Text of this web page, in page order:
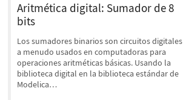
Aritmética digital: Sumador de 8
bits
Los sumadores binarios son circuitos digitales
a menudo usados en computadoras para
operaciones aritméticas básicas. Usando la
biblioteca digital en la biblioteca estándar de
Modelica…